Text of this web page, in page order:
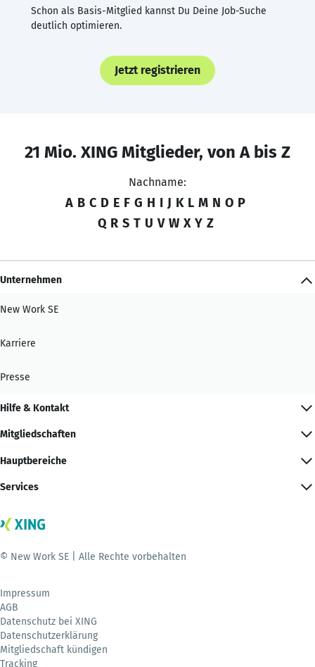
Schon als Basis-Mitglied kannst Du Deine Job-Suche
deutlich optimieren.
Jetzt registrieren
21 Mio. XING Mitglieder, von A bis Z
Nachname:
A B C D E F G H I J K L M N O P
Q R S T U V W X Y Z
Unternehmen
New Work SE
Karriere
Presse
Hilfe & Kontakt
Mitgliedschaften
Hauptbereiche
Services
© New Work SE | Alle Rechte vorbehalten
Impressum
AGB
Datenschutz bei XING
Datenschutzerklärung
Mitgliedschaft kündigen
Tracking